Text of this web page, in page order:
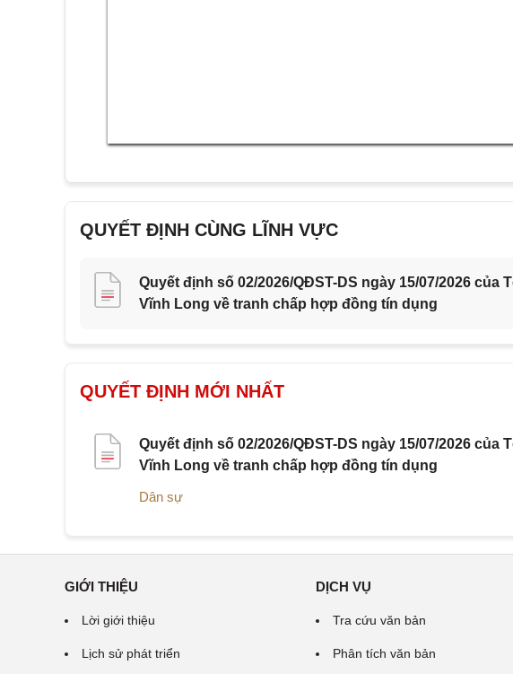
QUYẾT ĐỊNH CÙNG LĨNH VỰC
Quyết định số 02/2026/QĐST-DS ngày 15/07/2026
Vĩnh Long về tranh chấp hợp đồng tín dụng
QUYẾT ĐỊNH MỚI NHẤT
Quyết định số 02/2026/QĐST-DS ngày 15/07/2026
Vĩnh Long về tranh chấp hợp đồng tín dụng
Dân sự
GIỚI THIỆU
Lời giới thiệu
Lịch sử phát triển
DỊCH VỤ
Tra cứu văn bản
Phân tích văn bản